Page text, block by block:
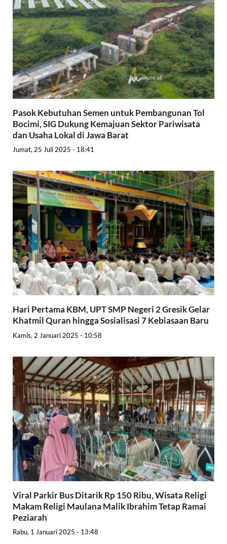
Pasok Kebutuhan Semen untuk Pembangunan Tol
Bocimi, SIG Dukung Kemajuan Sektor Pariwisata
dan Usaha Lokal di Jawa Barat
Jumat, 25 Juli 2025 - 18:41
Hari Pertama KBM, UPT SMP Negeri 2 Gresik Gelar
Khatmil Quran hingga Sosialisasi 7 Kebiasaan Baru
Kamis, 2 Januari 2025 - 10:58
Viral Parkir Bus Ditarik Rp 150 Ribu, Wisata Religi
Makam Religi Maulana Malik Ibrahim Tetap Ramai
Peziarah
Rabu, 1 Januari 2025 - 13:48